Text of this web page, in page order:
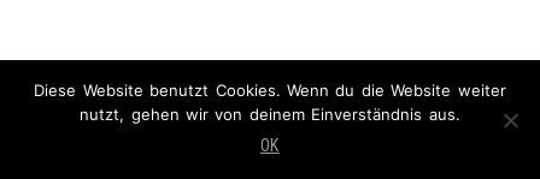
Diese Website benutzt Cookies. Wenn du die Website weiter
nutzt, gehen wir von deinem Einverständnis aus.
OK